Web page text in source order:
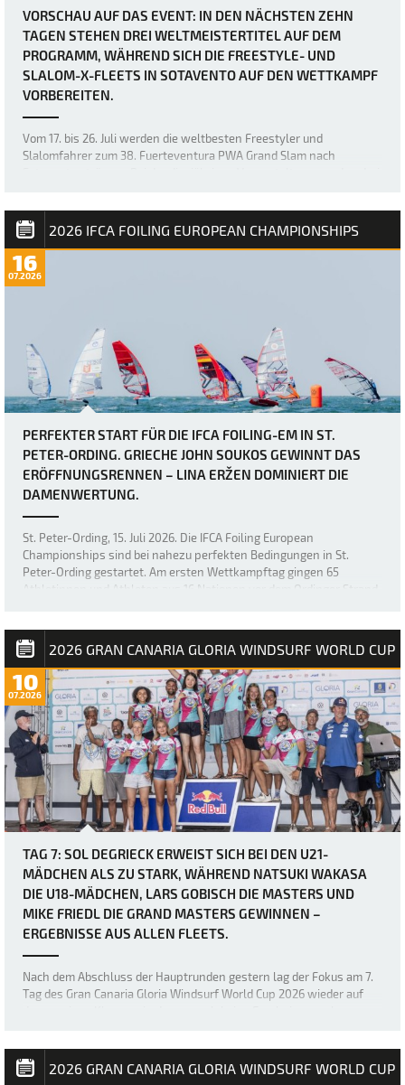
VORSCHAU AUF DAS EVENT: IN DEN NÄCHSTEN ZEHN
TAGEN STEHEN DREI WELTMEISTERTITEL AUF DEM
PROGRAMM, WÄHREND SICH DIE FREESTYLE- UND
SLALOM-X-FLEETS IN SOTAVENTO AUF DEN WETTKAMPF
VORBEREITEN.
Vom 17. bis 26. Juli werden die weltbesten Freestyler und
Slalomfahrer zum 38. Fuerteventura PWA Grand Slam nach
Frauen sowie die Weltmeistertitel i…
2026 IFCA FOILING EUROPEAN CHAMPIONSHIPS
16
07.2026
PERFEKTER START FÜR DIE IFCA FOILING-EM IN ST.
PETER-ORDING. GRIECHE JOHN SOUKOS GEWINNT DAS
ERÖFFNUNGSRENNEN – LINA ERŽEN DOMINIERT DIE
DAMENWERTUNG.
St. Peter-Ording, 15. Juli 2026. Die IFCA Foiling European
Championships sind bei nahezu perfekten Bedingungen in St.
Peter-Ording gestartet. Am ersten Wettkampftag gingen 65
Athletinnen und Athleten aus 16 Nationen vor dem Ordinger Strand
2026 GRAN CANARIA GLORIA WINDSURF WORLD CUP
10
07.2026
TAG 7: SOL DEGRIECK ERWEIST SICH BEI DEN U21-
MÄDCHEN ALS ZU STARK, WÄHREND NATSUKI WAKASA
DIE U18-MÄDCHEN, LARS GOBISCH DIE MASTERS UND
MIKE FRIEDL DIE GRAND MASTERS GEWINNEN –
ERGEBNISSE AUS ALLEN FLEETS.
Nach dem Abschluss der Hauptrunden gestern lag der Fokus am 7.
Tag des Gran Canaria Gloria Windsurf World Cup 2026 wieder auf
Masters. Die sich stetig verb…
2026 GRAN CANARIA GLORIA WINDSURF WORLD CUP